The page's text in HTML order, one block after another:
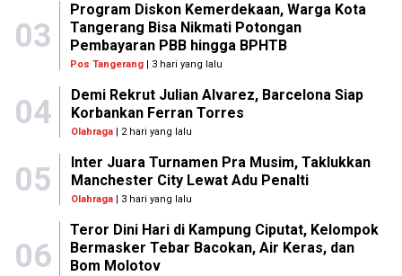
03
Program Diskon Kemerdekaan, Warga Kota
Tangerang Bisa Nikmati Potongan
Pembayaran PBB hingga BPHTB
Pos Tangerang | 3 hari yang lalu
04
Demi Rekrut Julian Alvarez, Barcelona Siap
Korbankan Ferran Torres
Olahraga| 2 hari yang lalu
05
Inter Juara Turnamen Pra Musim, Taklukkan
Manchester City Lewat Adu Penalti
Olahraga| 3 hari yang lalu
06
Teror Dini Hari di Kampung Ciputat, Kelompok
Bermasker Tebar Bacokan, Air Keras, dan
Bom Molotov